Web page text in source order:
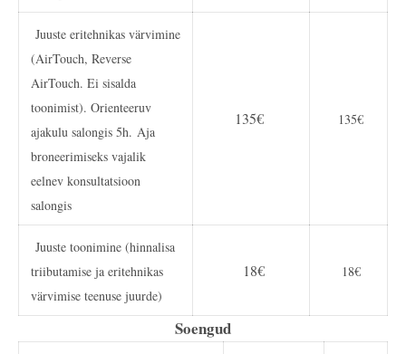
Juuste eritehnikas värvimine
(AirTouch, Reverse
AirTouch. Ei sisalda
toonimist). Orienteeruv
ajakulu salongis 5h. Aja
broneerimiseks vajalik
eelnev konsultatsioon
salongis
135€ 135€
Juuste toonimine (hinnalisa
triibutamise ja eritehnikas
värvimise teenuse juurde)
18€ 18€
Soengud